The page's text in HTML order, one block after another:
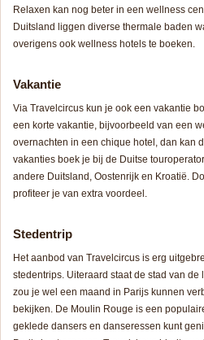
Relaxen kan nog beter in een wellness
Duitsland liggen diverse thermale baden
overigens ook wellness hotels te boeken.
Vakantie
Via Travelcircus kun je ook een vakantie
een korte vakantie, bijvoorbeeld van een
overnachten in een chique hotel, dan kan
vakanties boek je bij de Duitse
andere Duitsland, Oostenrijk en Kroatië.
profiteer je van extra voordeel.
Stedentrip
Het aanbod van Travelcircus is erg
stedentrips. Uiteraard staat de stad van
zou je wel een maand in Parijs kunnen
bekijken. De Moulin Rouge is een
geklede dansers en danseressen kunt